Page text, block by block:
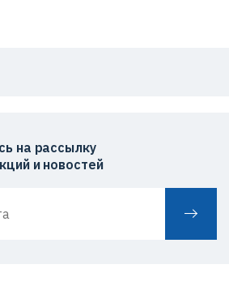
на рассылку
и новостей